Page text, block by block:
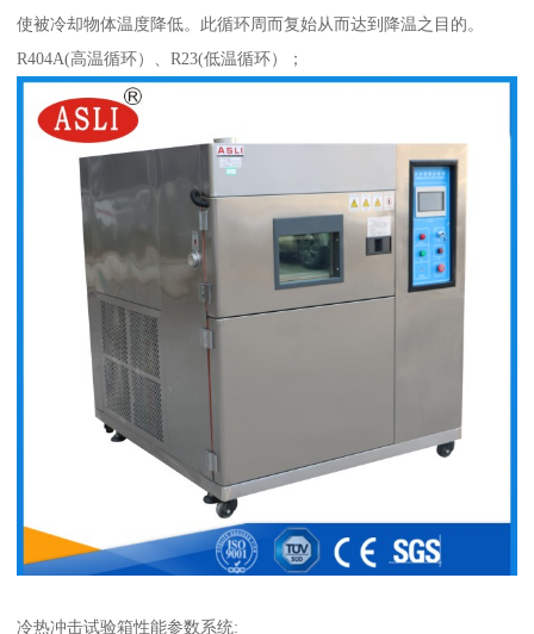
使被冷却物体温度降低。此循环周而复始从而达到降温之目的。
R404A(高温循环）、R23(低温循环）；
冷热冲击试验箱性能参数系统: